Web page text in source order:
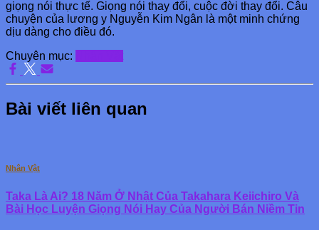
giọng nói thực tế. Giọng nói thay đổi, cuộc đời thay đổi. Câu
chuyện của lương y Nguyễn Kim Ngân là một minh chứng
dịu dàng cho điều đó.
Chuyên mục:
Bài viết liên quan
Nhân Vật
Taka Là Ai? 18 Năm Ở Nhật Của Takahara Keiichiro Và
Bài Học Luyện Giọng Nói Hay Của Người Bán Niềm Tin